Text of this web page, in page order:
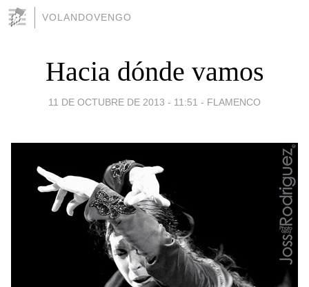
VOLANDOVENGO
Hacia dónde vamos
11 DE OCTUBRE DE 2013 - 11:51 - FLAMENCO